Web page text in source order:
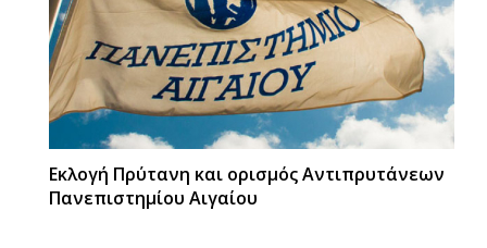
Εκλογή Πρύτανη και ορισμός Αντιπρυτάνεων
Πανεπιστημίου Αιγαίου